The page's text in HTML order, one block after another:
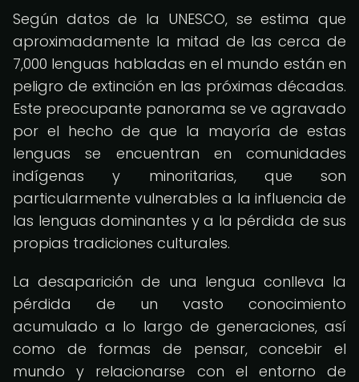
Según datos de la UNESCO, se estima que
aproximadamente la mitad de las cerca de
7,000 lenguas habladas en el mundo están en
peligro de extinción en las próximas décadas.
Este preocupante panorama se ve agravado
por el hecho de que la mayoría de estas
lenguas se encuentran en comunidades
indígenas y minoritarias, que son
particularmente vulnerables a la influencia de
las lenguas dominantes y a la pérdida de sus
propias tradiciones culturales.
La desaparición de una lengua conlleva la
pérdida de un vasto conocimiento
acumulado a lo largo de generaciones, así
como de formas de pensar, concebir el
mundo y relacionarse con el entorno de